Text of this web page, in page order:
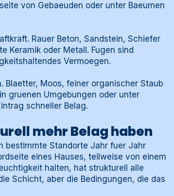
von Gebaeuden oder unter Baeumen
Rauer Beton, Sandstein, Schiefer
Keramik oder Metall. Fugen sind
Vermoegen.
Blaetter, Moos, feiner organischer Staub
gruenen Umgebungen oder unter
schneller Belag.
mehr Belag haben
bestimmte Standorte Jahr fuer Jahr
eines Hauses, teilweise von einem
halten, hat strukturell alle
Schicht, aber die Bedingungen, die das